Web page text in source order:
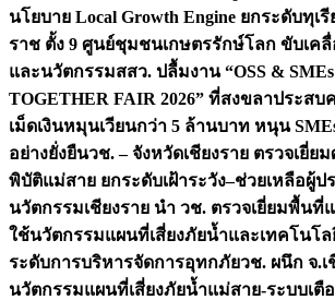
นโยบาย Local Growth Engine ยกระดับทุ
ราช ตั้ง 9 ศูนย์ชุมชนเกษตรรักษ์โลก ขับเค
และนวัตกรรมสสว. ปลื้มงาน “OSS &
TOGETHER FAIR 2026” ที่สงขลาประสบ
เม็ดเงินหมุนเวียนกว่า 5 ล้านบาท หนุน
อย่างยั่งยืนวช. – จังหวัดเชียงราย ตรวจเยี่
พิบัติแม่สาย ยกระดับเฝ้าระวัง–ช่วยเหลือผู้ป
นวัตกรรมเชียงราย นำ วช. ตรวจเยี่ยมพื้น
ใช้นวัตกรรมแผนที่เสี่ยงภัยน้ำและเทคโนโ
ระดับการบริหารจัดการอุทกภัยวช. ผนึก จ.เ
นวัตกรรมแผนที่เสี่ยงภัยน้ำแม่สาย-ระบบเ